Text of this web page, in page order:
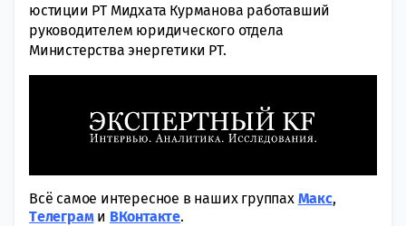
юстиции РТ Мидхата Курманова работавший
руководителем юридического отдела
Министерства энергетики РТ.
Всё самое интересное в наших группах Макс,
Tелеграми ВКонтакте.